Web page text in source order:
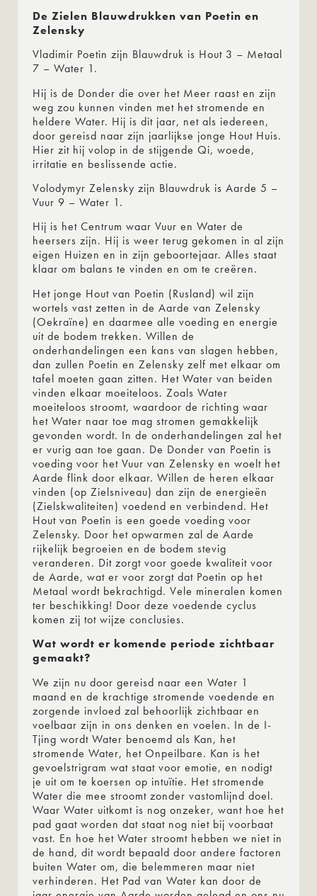
De Zielen Blauwdrukken van Poetin en
Zelensky
Vladimir Poetin zijn Blauwdruk is Hout 3 – Metaal
7 – Water 1.
Hij is de Donder die over het Meer raast en zijn
weg zou kunnen vinden met het stromende en
heldere Water. Hij is dit jaar, net als iedereen,
door gereisd naar zijn jaarlijkse jonge Hout Huis.
Hier zit hij volop in de stijgende Qi, woede,
irritatie en beslissende actie.
Volodymyr Zelensky zijn Blauwdruk is Aarde 5 –
Vuur 9 – Water 1.
Hij is het Centrum waar Vuur en Water de
heersers zijn. Hij is weer terug gekomen in al zijn
eigen Huizen en in zijn geboortejaar. Alles staat
klaar om balans te vinden en om te creëren.
Het jonge Hout van Poetin (Rusland) wil zijn
wortels vast zetten in de Aarde van Zelensky
(Oekraïne) en daarmee alle voeding en energie
uit de bodem trekken. Willen de
onderhandelingen een kans van slagen hebben,
dan zullen Poetin en Zelensky zelf met elkaar om
tafel moeten gaan zitten. Het Water van beiden
vinden elkaar moeiteloos. Zoals Water
moeiteloos stroomt, waardoor de richting waar
het Water naar toe mag stromen gemakkelijk
gevonden wordt. In de onderhandelingen zal het
er vurig aan toe gaan. De Donder van Poetin is
voeding voor het Vuur van Zelensky en woelt het
Aarde flink door elkaar. Willen de heren elkaar
vinden (op Zielsniveau) dan zijn de energieën
(Zielskwaliteiten) voedend en verbindend. Het
Hout van Poetin is een goede voeding voor
Zelensky. Door het opwarmen zal de Aarde
rijkelijk begroeien en de bodem stevig
veranderen. Dit zorgt voor goede kwaliteit voor
de Aarde, wat er voor zorgt dat Poetin op het
Metaal wordt bekrachtigd. Vele mineralen komen
ter beschikking! Door deze voedende cyclus
komen zij tot wijze conclusies.
Wat wordt er komende periode zichtbaar
gemaakt?
We zijn nu door gereisd naar een Water 1
maand en de krachtige stromende voedende en
zorgende invloed zal behoorlijk zichtbaar en
voelbaar zijn in ons denken en voelen. In de I-
Tjing wordt Water benoemd als Kan, het
stromende Water, het Onpeilbare. Kan is het
gevoelstrigram wat staat voor emotie, en nodigt
je uit om te koersen op intuïtie. Het stromende
Water die mee stroomt zonder vastomlijnd doel.
Waar Water uitkomt is nog onzeker, want hoe het
pad gaat worden dat staat nog niet bij voorbaat
vast. En hoe het Water stroomt hebben we niet in
de hand, dit wordt bepaald door andere factoren
buiten Water om, die belemmeren maar niet
verhinderen. Het Pad van Water kan door de